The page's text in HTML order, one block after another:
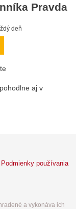
Pravda
deň
aj v
Podmienky používania
a vykonáva ich